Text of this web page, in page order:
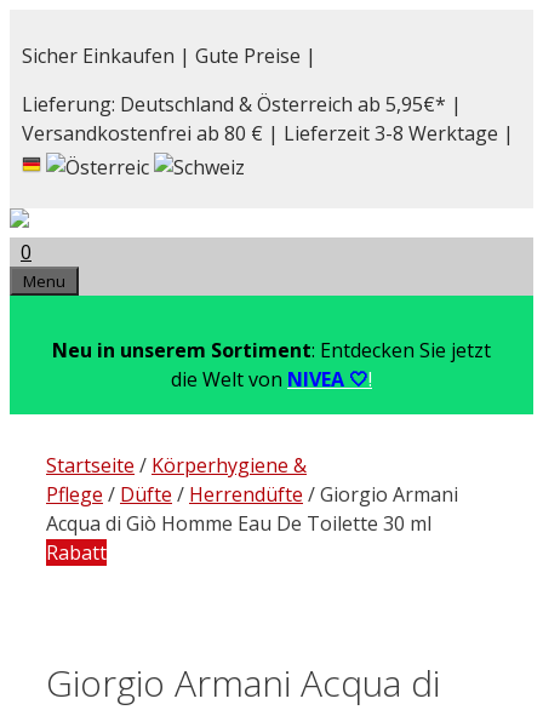
Inhalt
Sicher Einkaufen | Gute Preise |
Lieferung: Deutschland & Österreich ab 5,95€* |
Versandkostenfrei ab 80 € | Lieferzeit 3-8 Werktage |
0
Menu
Neu in unserem Sortiment: Entdecken Sie jetzt
die Welt von NIVEA 🤍!
Startseite / Körperhygiene &
Pflege / Düfte / Herrendüfte / Giorgio Armani
Acqua di Giò Homme Eau De Toilette 30 ml
Rabatt
Giorgio Armani Acqua di